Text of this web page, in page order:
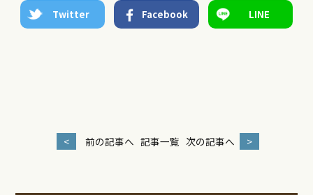
Twitter Facebook LINE
< 前の記事へ 記事一覧 次の記事へ >